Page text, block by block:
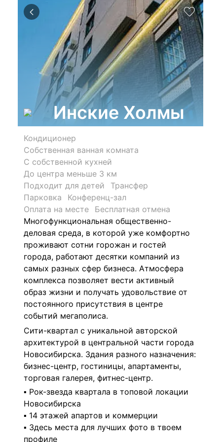
Инские Холмы
Кондиционер
Собственная ванная комната
С собственной кухней
До центра меньше 3 км
Подходит для детей
Трансфер
Парковка
Конференц-зал
Оплата на месте
Бесплатная отмена
Многофункциональная общественно-
деловая среда, в которой уже комфортно
проживают сотни горожан и гостей
города, работают десятки компаний из
самых разных сфер бизнеса. Атмосфера
комплекса позволяет вести активный
образ жизни и получать удовольствие от
постоянного присутствия в центре
событий мегаполиса.
Сити-квартал c уникальной авторской
архитектурой в центральной части города
Новосибирска. Здания разного назначения:
бизнес-центр, гостиницы, апартаменты,
торговая галерея, фитнес-центр.
▪ Рок-звезда квартала в топовой локации
Новосибирска
▪ 14 этажей апартов и коммерции
▪ Здесь места для лучших фото в твоем
профиле